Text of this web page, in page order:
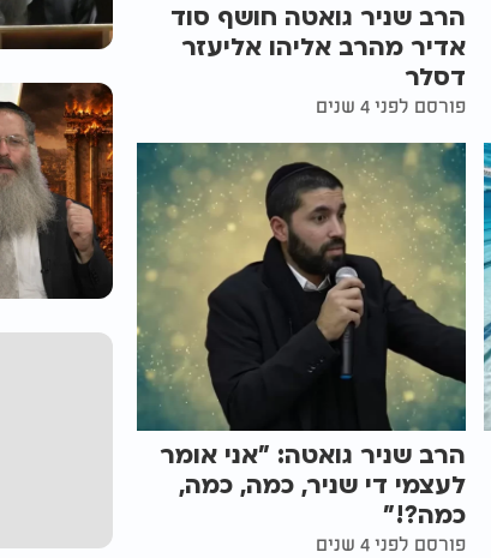
הרב שניר גואטה חושף סוד
אדיר מהרב אליהו אליעזר
דסלר
פורסם לפני 4 שנים
הרב שניר גואטה: "אני אומר
לעצמי די שניר, כמה, כמה,
כמה?!"
פורסם לפני 4 שנים